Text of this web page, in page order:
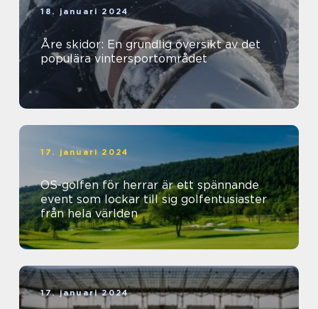
18. januari 2024
Åre skidor: En grundlig översikt av det
populära vintersportområdet
17. januari 2024
OS-golfen för herrar är ett spännande
event som lockar till sig golfentusiaster
från hela världen
17. januari 2024